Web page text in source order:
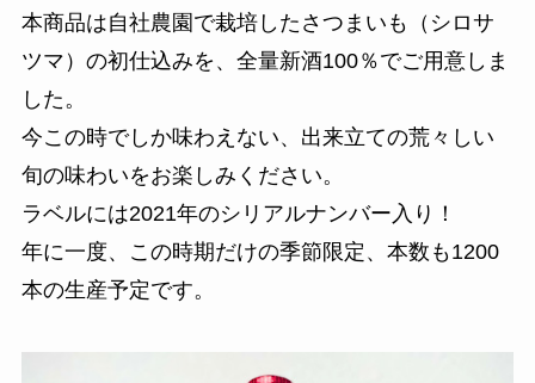
本商品は自社農園で栽培したさつまいも（シロサ
ツマ）の初仕込みを、全量新酒100％でご用意しま
した。
今この時でしか味わえない、出来立ての荒々しい
旬の味わいをお楽しみください。
ラベルには2021年のシリアルナンバー入り！
年に一度、この時期だけの季節限定、本数も1200
本の生産予定です。